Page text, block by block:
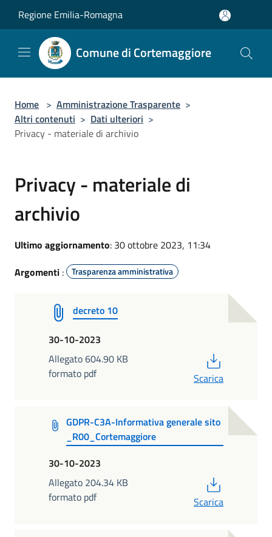
Regione Emilia-Romagna
Comune di Cortemaggiore
Home > Amministrazione Trasparente >
Altri contenuti > Dati ulteriori >
Privacy - materiale di archivio
Privacy - materiale di
archivio
Ultimo aggiornamento: 30 ottobre 2023, 11:34
Argomenti : Trasparenza amministrativa
decreto 10
30-10-2023
Allegato 604.90 KB
formato pdf
Scarica
GDPR-C3A-Informativa generale sito
_R00_Cortemaggiore
30-10-2023
Allegato 204.34 KB
formato pdf
Scarica